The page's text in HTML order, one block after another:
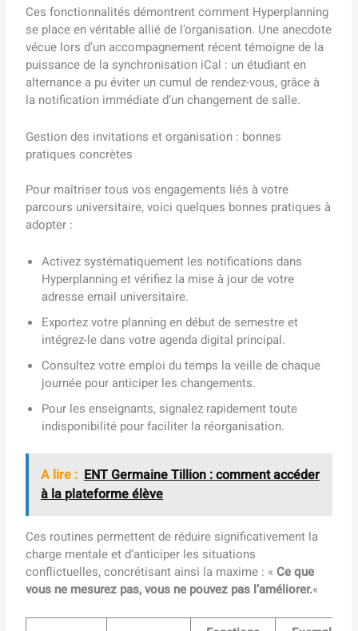
Ces fonctionnalités démontrent comment Hyperplanning
se place en véritable allié de l’organisation. Une anecdote
vécue lors d’un accompagnement récent témoigne de la
puissance de la synchronisation iCal : un étudiant en
alternance a pu éviter un cumul de rendez-vous, grâce à
la notification immédiate d’un changement de salle.
Gestion des invitations et organisation : bonnes
pratiques concrètes
Pour maîtriser tous vos engagements liés à votre
parcours universitaire, voici quelques bonnes pratiques à
adopter :
Activez systématiquement les notifications dans
Hyperplanning et vérifiez la mise à jour de votre
adresse email universitaire.
Exportez votre planning en début de semestre et
intégrez-le dans votre agenda digital principal.
Consultez votre emploi du temps la veille de chaque
journée pour anticiper les changements.
Pour les enseignants, signalez rapidement toute
indisponibilité pour faciliter la réorganisation.
A lire : ENT Germaine Tillion : comment accéder
à la plateforme élève
Ces routines permettent de réduire significativement la
charge mentale et d’anticiper les situations
conflictuelles, concrétisant ainsi la maxime : «Ce que
vous ne mesurez pas, vous ne pouvez pas l’améliorer.«